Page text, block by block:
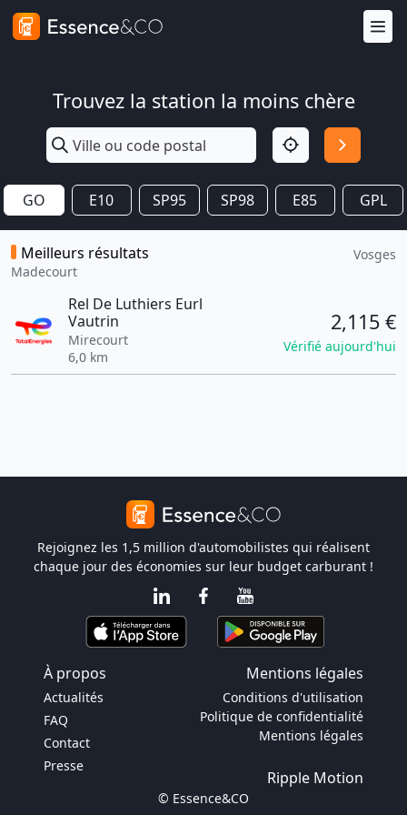
Trouvez la station la moins chère
GO E10 SP95 SP98 E85 GPL
Meilleurs résultats
Madecourt
Vosges
Rel De Luthiers Eurl
Vautrin
Mirecourt
6,0 km
2,115 €
Vérifié aujourd'hui
Rejoignez les 1,5 million d'automobilistes qui réalisent
chaque jour des économies sur leur budget carburant !
À propos Mentions légales
Actualités
FAQ
Contact
Presse
Conditions d'utilisation
Politique de confidentialité
Mentions légales
Ripple Motion
© Essence&CO